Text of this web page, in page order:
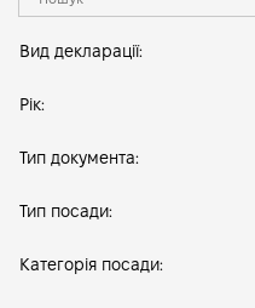
Вид декларації:
Рік:
Тип документа:
Тип посади:
Категорія посади: